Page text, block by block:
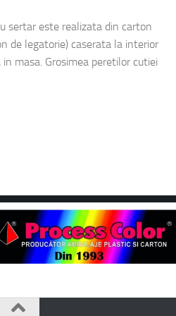
sertar este realizata din carton
de legatorie) caserata la interior
masa. Grosimea peretilor cutiei